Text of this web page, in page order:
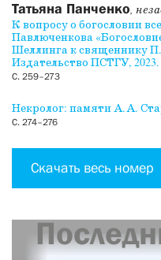
Татьяна Панченко,
К вопросу о богословии
Павлюченкова
Шеллинга к священнику
Издательство ПСТГУ, 2023.
С. 259–273
Некролог: памяти А. А.
С. 274–276
Скачать весь номер